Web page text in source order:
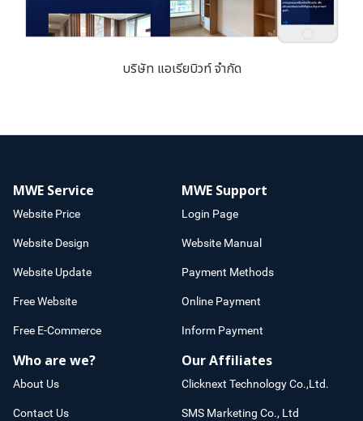
บริษัท แอเรียบิวท์ จำกัด
MWE Service
Website Price
Website Design
Website Update
Free Website
Free E-Commerce
MWE Support
Login Page
Website Manual
Payment Methods
Online Payment
Inform Payment
Who are we?
About Us
Contact Us
Our Affiliates
Clicknext Technology Co.,Ltd.
SMS Marketing Co., Ltd